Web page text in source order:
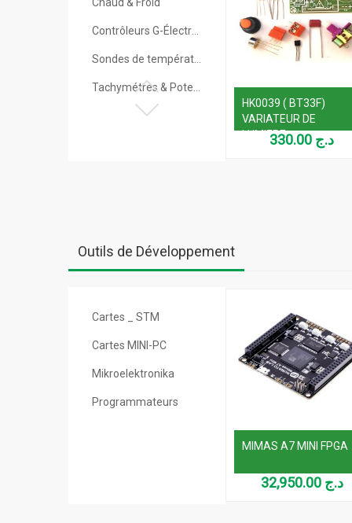
ANEMOMETRE
HK0039 ( BT33F)
VARIATEUR DE
LUMIERE
د.ج
Outils de Développement
Cartes _ STM
Cartes MINI-PC
Mikroelektronika
Programmateurs
MIMAS A7 MINI FPGA
د.ج 32,950.00